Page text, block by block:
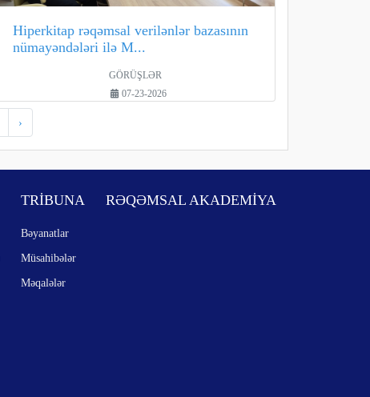
Hiperkitap rəqəmsal verilənlər bazasının
nümayəndələri ilə M...
GÖRÜŞLƏR
07-23-2026
›
TRİBUNA
Bəyanatlar
Müsahibələr
Məqalələr
RƏQƏMSAL AKADEMİYA